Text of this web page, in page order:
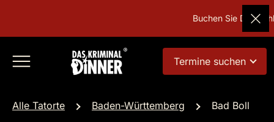
Buchen Sie
Termine suchen
Alle Tatorte Baden-Württemberg Bad Boll